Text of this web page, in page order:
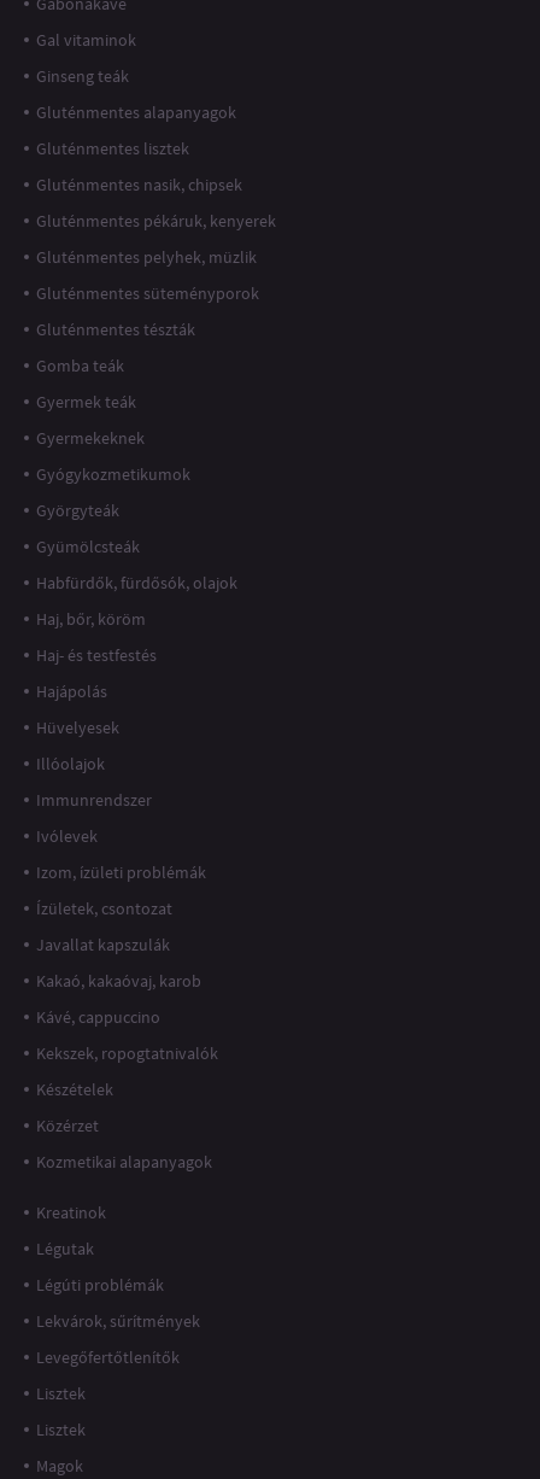
Gal vitaminok
Ginseng teák
Gluténmentes alapanyagok
Gluténmentes lisztek
Gluténmentes nasik, chipsek
Gluténmentes pékáruk, kenyerek
Gluténmentes pelyhek, müzlik
Gluténmentes süteményporok
Gluténmentes tészták
Gomba teák
Gyermek teák
Gyermekeknek
Gyógykozmetikumok
Györgyteák
Gyümölcsteák
Habfürdők, fürdősók, olajok
Haj, bőr, köröm
Haj- és testfestés
Hajápolás
Hüvelyesek
Illóolajok
Immunrendszer
Ivólevek
Izom, ízületi problémák
Ízületek, csontozat
Javallat kapszulák
Kakaó, kakaóvaj, karob
Kávé, cappuccino
Kekszek, ropogtatnivalók
Készételek
Közérzet
Kozmetikai alapanyagok
Kreatinok
Légutak
Légúti problémák
Lekvárok, sűrítmények
Levegőfertőtlenítők
Lisztek
Lisztek
Magok